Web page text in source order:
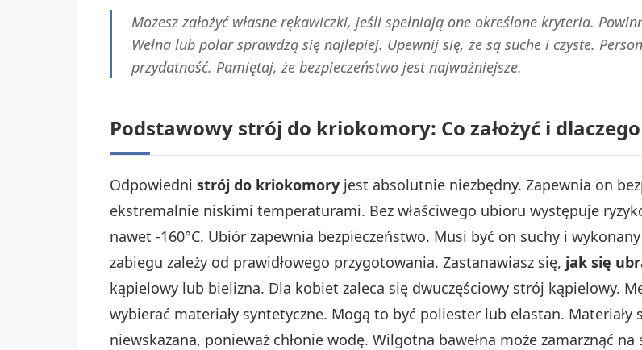
Możesz założyć własne rękawiczki, jeśli spełniają one określone kryteria.
Wełna lub polar sprawdzą się najlepiej. Upewnij się, że są suche i czyste.
przydatność. Pamiętaj, że bezpieczeństwo jest najważniejsze.
Podstawowy strój do kriokomory: Co założyć i
Odpowiedni strój do kriokomory jest absolutnie niezbędny. Zapewnia on
ekstremalnie niskimi temperaturami. Bez właściwego ubioru występuje
nawet -160°C. Ubiór zapewnia bezpieczeństwo. Musi być on suchy i
zabiegu zależy od prawidłowego przygotowania. Zastanawiasz się, jak się
kąpielowy lub bielizna. Dla kobiet zaleca się dwuczęściowy strój kąpielowy.
wybierać materiały syntetyczne. Mogą to być poliester lub elastan.
niewskazana, ponieważ chłonie wodę. Wilgotna bawełna może zamarznąć